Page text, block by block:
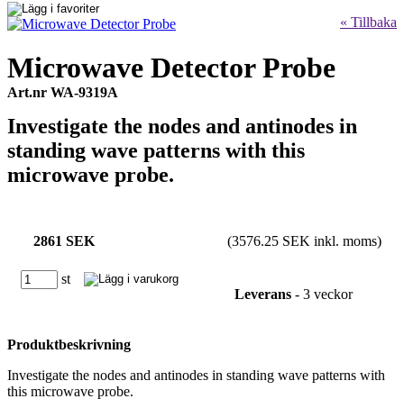
« Tillbaka
Microwave Detector Probe
Art.nr WA-9319A
Investigate the nodes and antinodes in
standing wave patterns with this
microwave probe.
2861 SEK (3576.25 SEK inkl. moms)
st
Leverans - 3 veckor
Produktbeskrivning
Investigate the nodes and antinodes in standing wave patterns with
this microwave probe.